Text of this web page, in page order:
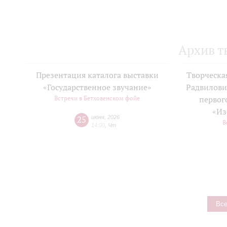
Архив
Презентация каталога выставки
«Государственное звучание»
Встречи в Бетховенском фойе
25 июня 2026
14:00 Чт